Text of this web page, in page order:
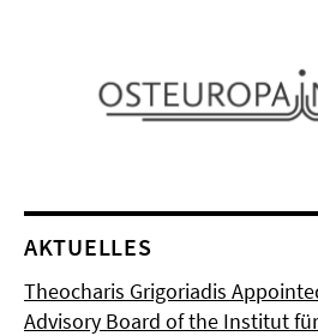
AKTUELLES
Theocharis Grigoriadis
Advisory Board of the Institut